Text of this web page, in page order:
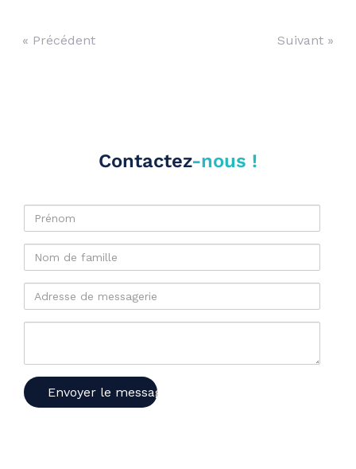
« Précédent Suivant »
Contactez-nous !
Prénom
Nom
de
famille
Adresse
de